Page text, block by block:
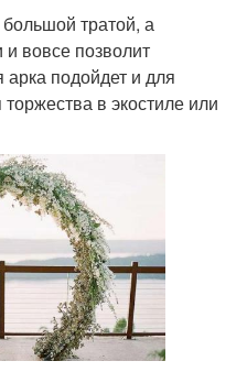
тратой, а
вовсе позволит
подойдет и для
в экостиле или